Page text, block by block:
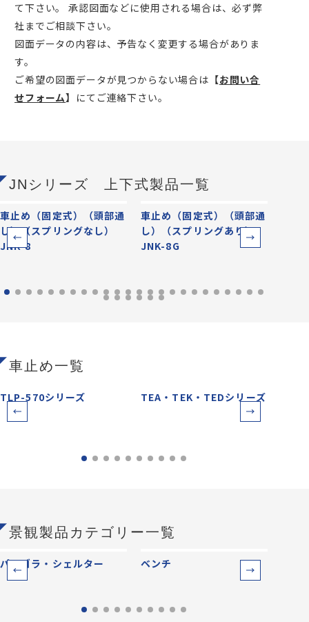
て下さい。 承認図面などに使用される場合は、必ず弊
社までご相談下さい。
図面データの内容は、予告なく変更する場合がありま
す。
ご希望の図面データが見つからない場合は 【お問い合
せフォーム】 にてご連絡下さい。
JNシリーズ 上下式製品一覧
車止め（固定式）（頭部通
し）（スプリングなし）
JNK-8
車止め（固定式）（頭部通
し）（スプリングあり）
JNK-8G
車止め一覧
TLP-570シリーズ TEA・TEK・TEDシリーズ
景観製品カテゴリー一覧
パーゴラ・シェルター ベンチ